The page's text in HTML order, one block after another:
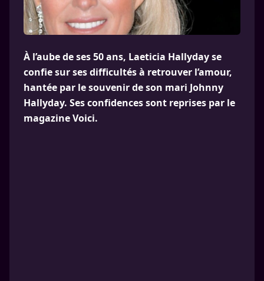
À l’aube de ses 50 ans, Laeticia Hallyday se
confie sur ses difficultés à retrouver l’amour,
hantée par le souvenir de son mari Johnny
Hallyday. Ses confidences sont reprises par le
magazine Voici.